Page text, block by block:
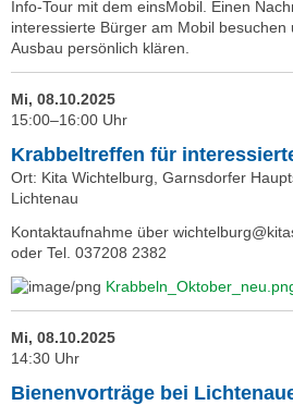
Info-Tour mit dem einsMobil. Einen
interessierte Bürger am Mobil besuchen
Ausbau persönlich klären.
Mi, 08.10.2025
15:00–16:00 Uhr
Krabbeltreffen für
Ort: Kita Wichtelburg, Garnsdorfer
Lichtenau
Kontaktaufnahme über
oder Tel. 037208 2382
Mi, 08.10.2025
14:30 Uhr
Bienenvorträge bei